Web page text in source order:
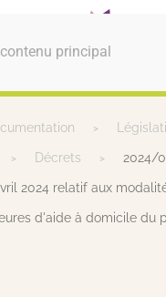
principal
Décrets 2024/
2024 relatif aux
d'aide à domicile du